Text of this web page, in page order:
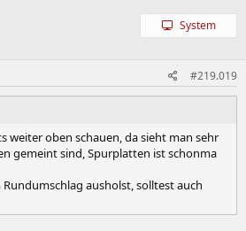
System
#219.019
weiter oben schauen, da sieht man sehr
gemeint sind, Spurplatten ist schonma
ausholst, solltest auch